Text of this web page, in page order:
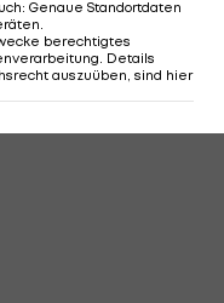
: Genaue Standortdaten
.
berechtigtes
Details
auszuüben, sind hier